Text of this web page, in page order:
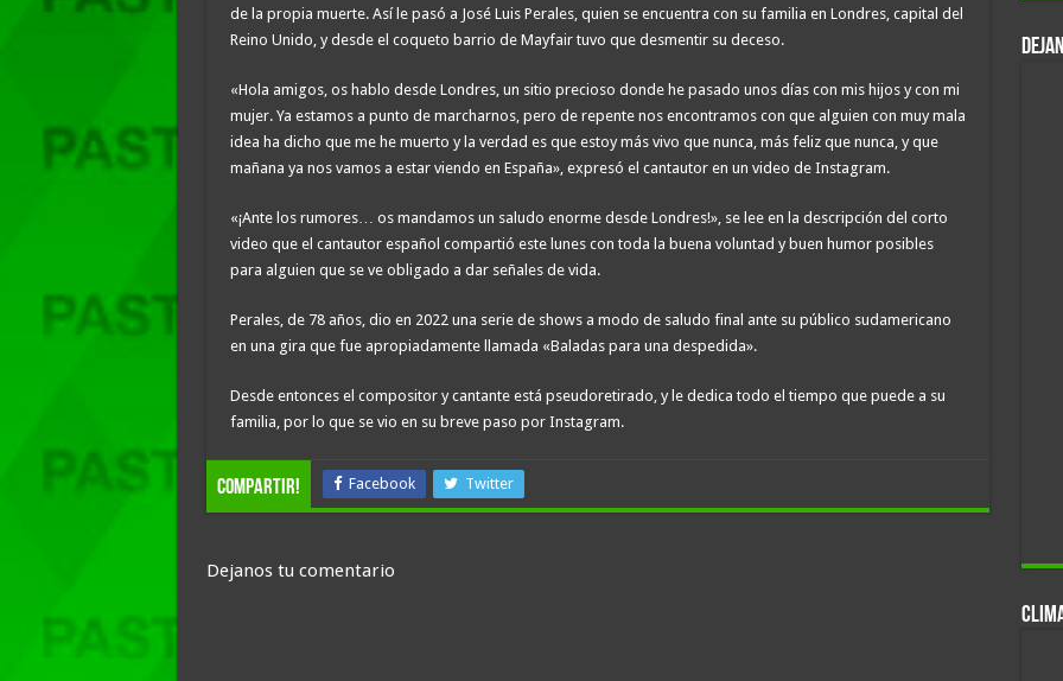
de la propia muerte. Así le pasó a José Luis Perales, quien se encuentra con su familia en Londres, capital del
Reino Unido, y desde el coqueto barrio de Mayfair tuvo que desmentir su deceso.
«Hola amigos, os hablo desde Londres, un sitio precioso donde he pasado unos días con mis hijos y con mi
mujer. Ya estamos a punto de marcharnos, pero de repente nos encontramos con que alguien con muy mala
idea ha dicho que me he muerto y la verdad es que estoy más vivo que nunca, más feliz que nunca, y que
mañana ya nos vamos a estar viendo en España», expresó el cantautor en un video de Instagram.
«¡Ante los rumores… os mandamos un saludo enorme desde Londres!», se lee en la descripción del corto
video que el cantautor español compartió este lunes con toda la buena voluntad y buen humor posibles
para alguien que se ve obligado a dar señales de vida.
Perales, de 78 años, dio en 2022 una serie de shows a modo de saludo final ante su público sudamericano
en una gira que fue apropiadamente llamada «Baladas para una despedida».
Desde entonces el compositor y cantante está pseudoretirado, y le dedica todo el tiempo que puede a su
familia, por lo que se vio en su breve paso por Instagram.
compartir! Facebook Twitter
Dejanos tu comentario